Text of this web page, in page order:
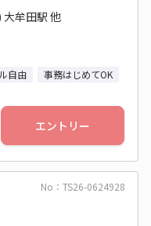
大牟田駅 他
自由 事務はじめてOK
エントリー
No：TS26-0624928